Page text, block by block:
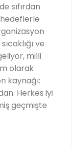
sıfırdan
ve
milli
olarak
kaynağı:
Herkes iyi
geçmişte